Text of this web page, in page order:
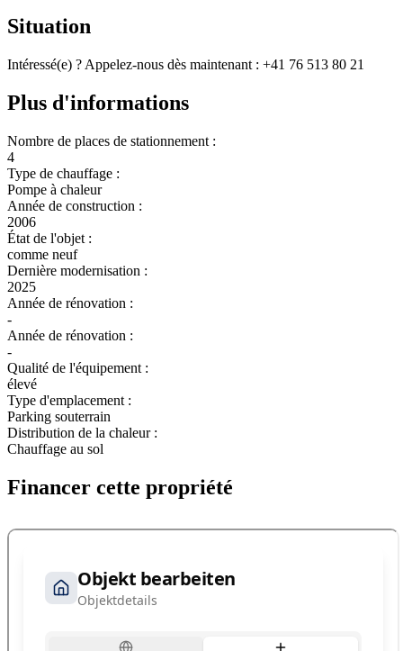
Situation
Intéressé(e) ? Appelez-nous dès maintenant : +41 76 513 80 21
Plus d'informations
Nombre de places de stationnement :
4
Type de chauffage :
Pompe à chaleur
Année de construction :
2006
État de l'objet :
comme neuf
Dernière modernisation :
2025
Année de rénovation :
-
Année de rénovation :
-
Qualité de l'équipement :
élevé
Type d'emplacement :
Parking souterrain
Distribution de la chaleur :
Chauffage au sol
Financer cette propriété